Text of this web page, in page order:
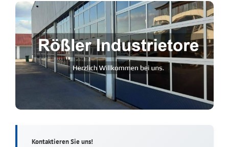
Kontaktieren Sie uns!